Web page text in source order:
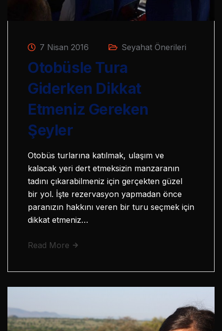
7 Nisan 2016 Seyahat Önerileri
Otobüsle Tura
Giderken Dikkat
Etmeniz Gereken
Şeyler
Otobüs turlarına katılmak, ulaşım ve
kalacak yeri dert etmeksizin manzaranın
tadını çıkarabilmeniz için gerçekten güzel
bir yol. İşte rezervasyon yapmadan önce
paranızın hakkını veren bir turu seçmek için
dikkat etmeniz…
Read More